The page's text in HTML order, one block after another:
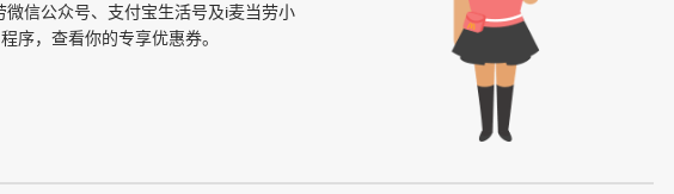
微信公众号、支付宝生活号及i麦当劳小
程序，查看你的专享优惠券。